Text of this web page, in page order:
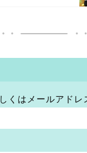
くはメールアドレ